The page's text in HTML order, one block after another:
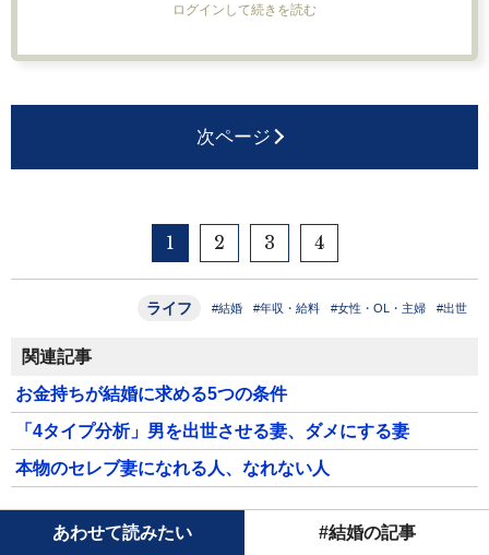
ログインして続きを読む
次ページ
1 2 3 4
ライフ #結婚 #年収・給料 #女性・OL・主婦 #出世
関連記事
お金持ちが結婚に求める5つの条件
「4タイプ分析」男を出世させる妻、ダメにする妻
本物のセレブ妻になれる人、なれない人
あわせて読みたい #結婚の記事